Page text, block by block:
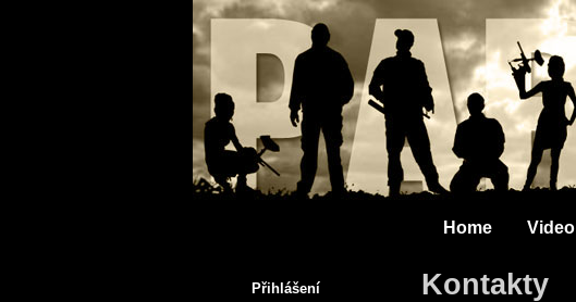
Home Video
Přihlášení Kontakty